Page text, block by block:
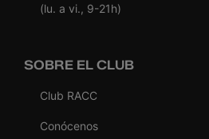
(lu. a vi., 9-21h)
SOBRE EL CLUB
Club RACC
Conócenos